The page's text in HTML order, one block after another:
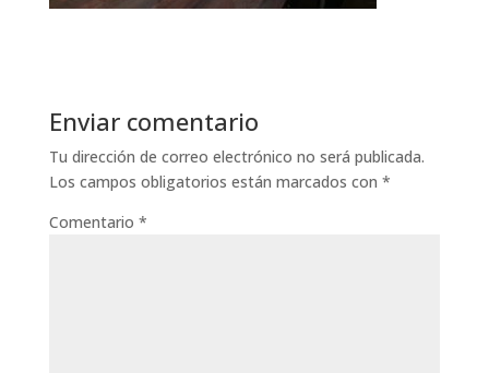
Enviar comentario
Tu dirección de correo electrónico no será publicada.
Los campos obligatorios están marcados con *
Comentario *